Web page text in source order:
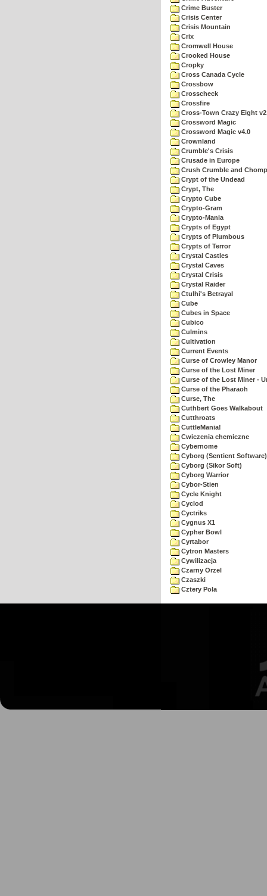
Crime Buster
Crisis Center
Crisis Mountain
Crix
Cromwell House
Crooked House
Cropky
Cross Canada Cycle
Crossbow
Crosscheck
Crossfire
Cross-Town Crazy Eight
Crossword Magic
Crossword Magic v4.0
Crownland
Crumble's Crisis
Crusade in Europe
Crush Crumble and Chomp
Crypt of the Undead
Crypt, The
Crypto Cube
Crypto-Gram
Crypto-Mania
Crypts of Egypt
Crypts of Plumbous
Crypts of Terror
Crystal Castles
Crystal Caves
Crystal Crisis
Crystal Raider
Ctulhi's Betrayal
Cube
Cubes in Space
Cubico
Culmins
Cultivation
Current Events
Curse of Crowley Manor
Curse of the Lost Miner
Curse of the Lost Miner -
Curse of the Pharaoh
Curse, The
Cuthbert Goes Walkabout
Cutthroats
CuttleMania!
Cwiczenia chemiczne
Cybernome
Cyborg (Sentient Software)
Cyborg (Sikor Soft)
Cyborg Warrior
Cybor-Stien
Cycle Knight
Cyclod
Cyctriks
Cygnus X1
Cypher Bowl
Cyrtabor
Cytron Masters
Cywilizacja
Czarny Orzel
Czaszki
Cztery Pola